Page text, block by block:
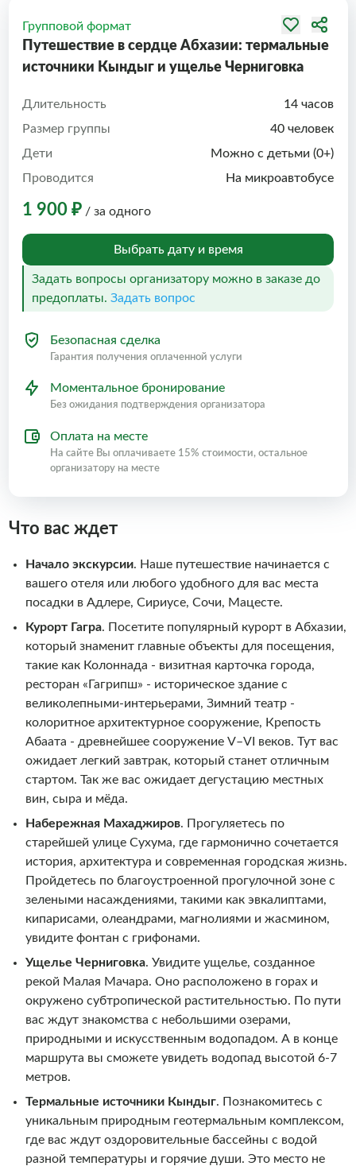
Групповой формат
Путешествие в сердце Абхазии: термальные
источники Кындыг и ущелье Черниговка
Длительность
14 часов
Размер группы
40 человек
Дети
Можно с детьми (0+)
Проводится
На микроавтобусе
1 900 ₽ / за одного
Выбрать дату и время
Задать вопросы организатору можно в заказе до
предоплаты. Задать вопрос
Безопасная сделка
Гарантия получения оплаченной услуги
Моментальное бронирование
Без ожидания подтверждения организатора
Оплата на месте
На сайте Вы оплачиваете 15% стоимости, остальное
организатору на месте
Что вас ждет
Начало экскурсии. Наше путешествие начинается с
вашего отеля или любого удобного для вас места
посадки в Адлере, Сириусе, Сочи, Мацесте.
Курорт Гагра. Посетите популярный курорт в Абхазии,
который знаменит главные объекты для посещения,
такие как Колоннада - визитная карточка города,
ресторан «Гагрипш» - историческое здание с
великолепными-интерьерами, Зимний театр -
колоритное архитектурное сооружение, Крепость
Абаата - древнейшее сооружение V–VI веков. Тут вас
ожидает легкий завтрак, который станет отличным
стартом. Так же вас ожидает дегустацию местных
вин, сыра и мёда.
Набережная Махаджиров. Прогуляетесь по
старейшей улице Сухума, где гармонично сочетается
история, архитектура и современная городская жизнь.
Пройдетесь по благоустроенной прогулочной зоне с
зелеными насаждениями, такими как эвкалиптами,
кипарисами, олеандрами, магнолиями и жасмином,
увидите фонтан с грифонами.
Ущелье Черниговка. Увидите ущелье, созданное
рекой Малая Мачара. Оно расположено в горах и
окружено субтропической растительностью. По пути
вас ждут знакомства с небольшими озерами,
природными и искусственным водопадом. А в конце
маршрута вы сможете увидеть водопад высотой 6-7
метров.
Термальные источники Кындыг. Познакомитесь с
уникальным природным геотермальным комплексом,
где вас ждут оздоровительные бассейны с водой
разной температуры и горячие души. Это место не